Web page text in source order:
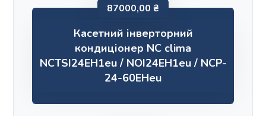
Касетний інверторний
кондиціонер NC clima
NCTSI24EH1eu / NOI24EH1eu / NCP-
24-60EHeu
87000,00 ₴